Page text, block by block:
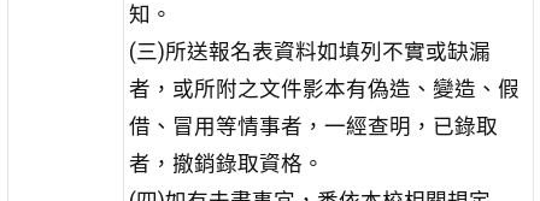
知。
(三)所送報名表資料如填列不實或缺漏
者，或所附之文件影本有偽造、變造、假
借、冒用等情事者，一經查明，已錄取
者，撤銷錄取資格。